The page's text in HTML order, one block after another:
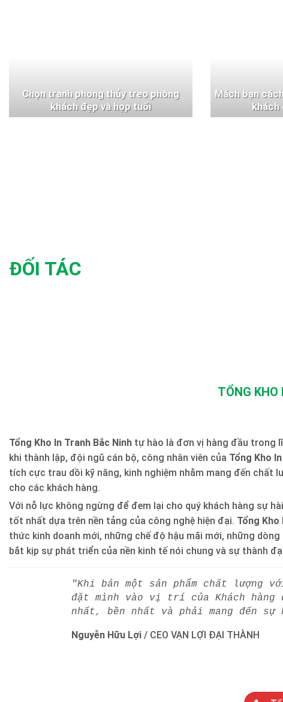
Chọn tranh phong thủy treo phòng
khách đẹp và hợp tuổi
Mách bạn
khách
ĐỐI TÁC
TỔNG
Tổng Kho In Tranh Bắc Ninh tự hào là đơn vị hàng đầu trong
khi thành lập, đội ngũ cán bộ, công nhân viên của Tổng Kho
tích cực trau dồi kỹ năng, kinh nghiệm nhằm mang đến chất
cho các khách hàng.
Với nỗ lực không ngừng để đem lại cho quý khách hàng sự
tốt nhất dựa trên nền tảng của công nghệ hiện đại. Tổng Kho
thức kinh doanh mới, những chế độ hậu mãi mới, những
bắt kịp sự phát triển của nền kinh tế nói chung và sự thành
"Khi bán một sản phẩm chất
đặt mình vào vị trí của Khách
nhất, bền nhất và phải mang đến
Nguyễn Hữu Lợi / CEO VẠN LỢI ĐẠI THÀNH